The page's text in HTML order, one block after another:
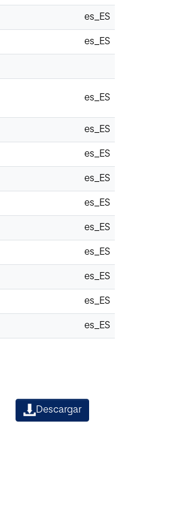
es_ES
es_ES
es_ES
es_ES
es_ES
es_ES
es_ES
es_ES
es_ES
es_ES
es_ES
es_ES
Descargar